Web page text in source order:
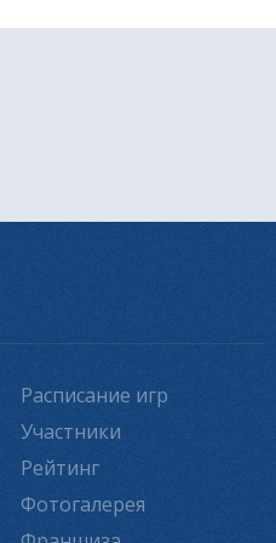
Расписание игр
Участники
Рейтинг
Фотогалерея